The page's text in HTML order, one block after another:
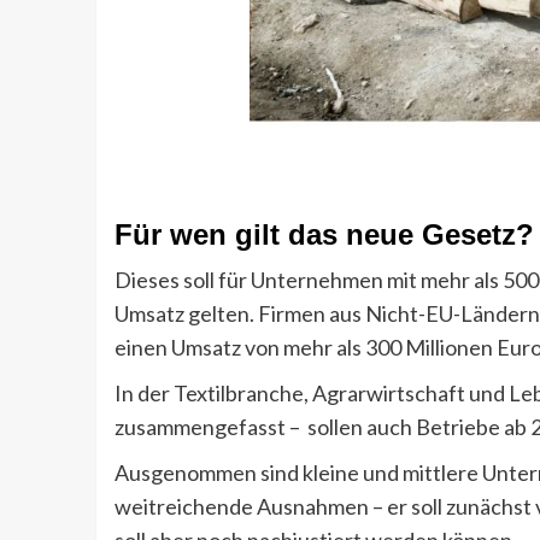
Für wen gilt das neue Gesetz?
Dieses soll für Unternehmen mit mehr als
Umsatz gelten. Firmen aus Nicht-EU-
einen Umsatz von mehr als 300 Millionen
In der Textilbranche, Agrarwirtschaft und
zusammengefasst – sollen auch Betriebe
Ausgenommen sind kleine und mittlere
weitreichende Ausnahmen – er soll